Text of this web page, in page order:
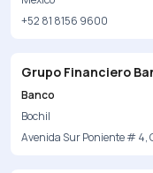
+52 81 8156 9600
Grupo Financiero
Banco
Bochil
Avenida Sur Poniente # 4,